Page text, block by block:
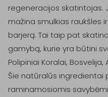
regeneracijos skatintojas.
mažina smulkias raukšles
barjerą. Tai taip pat
gamybą, kurie yra būtini
Polipiniai Koralai, Bosvelija,
Šie natūralūs ingredientai
raminamosiomis